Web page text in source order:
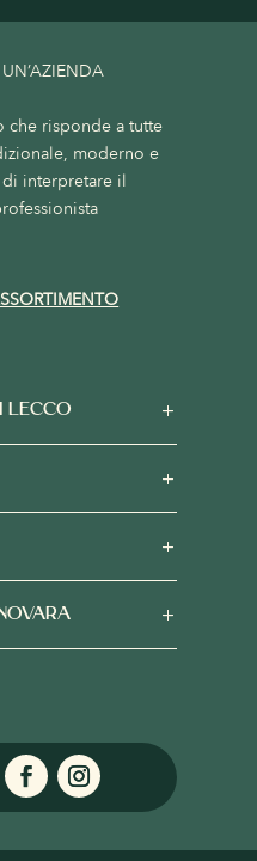
che risponde a tutte
moderno e
di interpretare il
LECCO